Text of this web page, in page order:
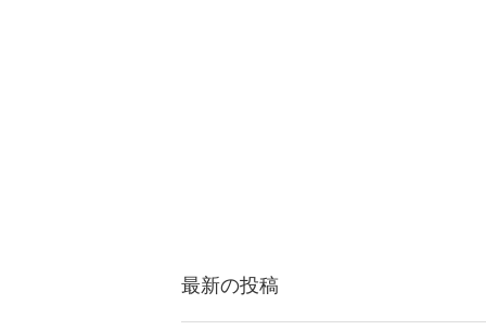
最新の投稿